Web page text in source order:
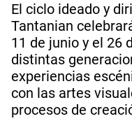
El ciclo ideado y
Tantanian
11 de junio y el 26
distintas
experiencias
con las artes
procesos de